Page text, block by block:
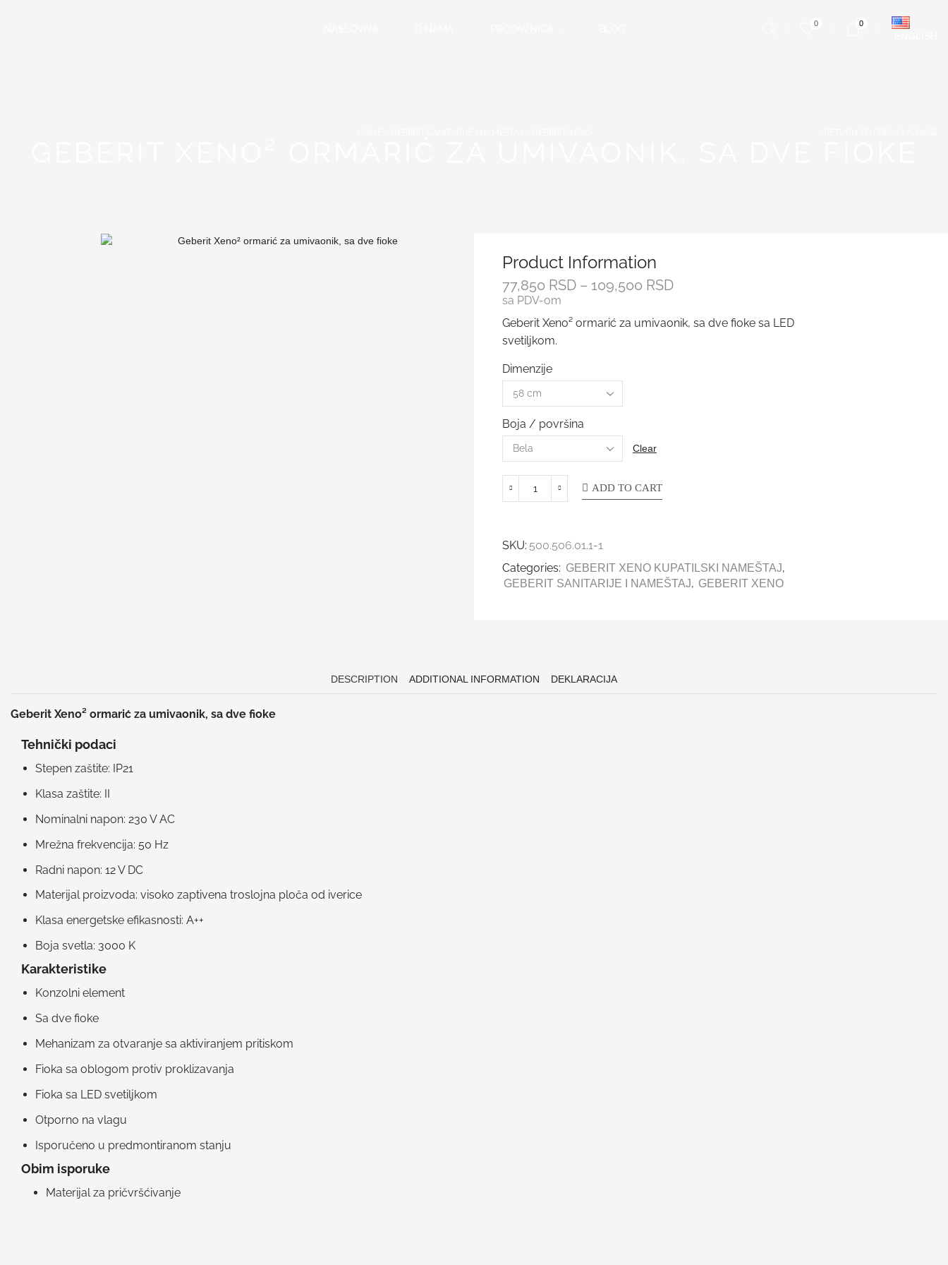
0 0
Product Information
77,850 RSD – 109,500 RSD
sa PDV-om
Geberit Xeno² ormarić za umivaonik, sa dve fioke sa LED
svetiljkom.
Dimenzije
Boja / površina
Clear
ADD TO CART
SKU: 500.506.01.1-1
Categories: GEBERIT XENO KUPATILSKI NAMEŠTAJ,
GEBERIT SANITARIJE I NAMEŠTAJ, GEBERIT XENO
DESCRIPTION ADDITIONAL INFORMATION DEKLARACIJA
Geberit Xeno² ormarić za umivaonik, sa dve fioke
Tehnički podaci
Stepen zaštite: IP21
Klasa zaštite: II
Nominalni napon: 230 V AC
Mrežna frekvencija: 50 Hz
Radni napon: 12 V DC
Materijal proizvoda: visoko zaptivena troslojna ploča od iverice
Klasa energetske efikasnosti: A++
Boja svetla: 3000 K
Karakteristike
Konzolni element
Sa dve fioke
Mehanizam za otvaranje sa aktiviranjem pritiskom
Fioka sa oblogom protiv proklizavanja
Fioka sa LED svetiljkom
Otporno na vlagu
Isporučeno u predmontiranom stanju
Obim isporuke
Materijal za pričvršćivanje